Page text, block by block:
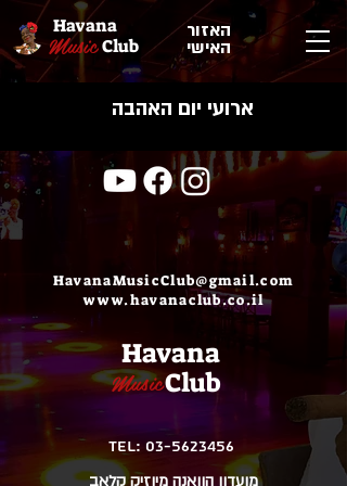
Club
Havana
Music האזור
האישי
ארועי יום האהבה
HavanaMusicClub@gmail.com
www.havanaclub.co.il
Havana
Club
Music
TEL: 03-5623456
מועדון הוואנה מיוזיק קלאב